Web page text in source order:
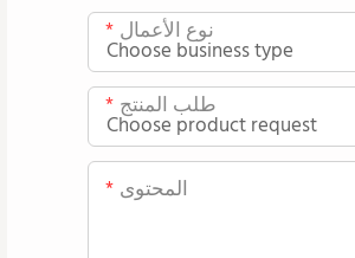
نوع الأعمال
طلب المنتج
المحتوى